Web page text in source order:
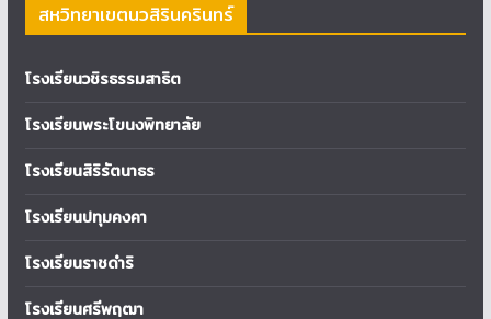
สหวิทยาเขตนวสิรินครินทร์
โรงเรียนวชิรธรรมสาธิต
โรงเรียนพระโขนงพิทยาลัย
โรงเรียนสิริรัตนาธร
โรงเรียนปทุมคงคา
โรงเรียนราชดำริ
โรงเรียนศรีพฤฒา